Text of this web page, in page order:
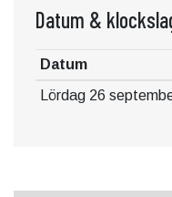
MC Joe Eagan,
Kaspar Tingleff och
*
västkusten - Martin
Svenner
Datum &
Datum
Lördag 26